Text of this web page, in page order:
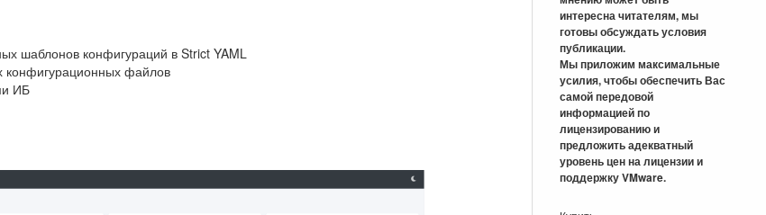
шаблонов конфигураций в Strict YAML
конфигурационных файлов
ИБ
интересна читателям, мы
готовы обсуждать условия
публикации.
Мы приложим максимальные
усилия, чтобы обеспечить Вас
самой передовой
информацией по
лицензированию и
предложить адекватный
уровень цен на лицензии и
поддержку VMware.